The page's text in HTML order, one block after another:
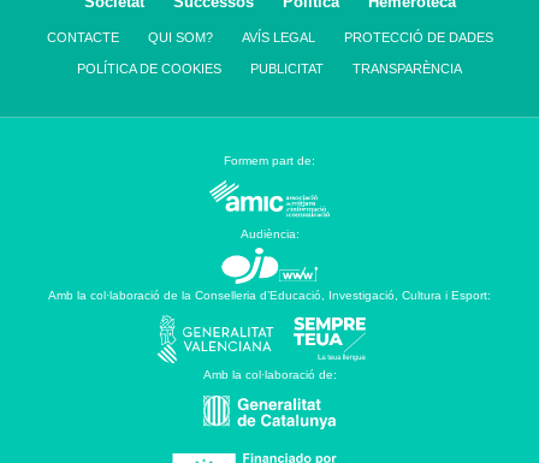
CONTACTE QUI SOM? AVÍS LEGAL PROTECCIÓ DE DADES
POLÍTICA DE COOKIES PUBLICITAT TRANSPARÈNCIA
Formem part de:
Audiència:
Amb la col·laboració de la Conselleria d’Educació, Investigació, Cultura i Esport:
Amb la col·laboració de: